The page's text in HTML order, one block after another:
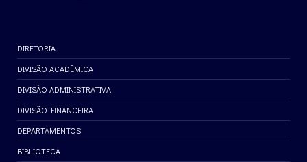
DIRETORIA
DIVISÃO ACADÊMICA
DIVISÃO ADMINISTRATIVA
DIVISÃO FINANCEIRA
DEPARTAMENTOS
BIBLIOTECA